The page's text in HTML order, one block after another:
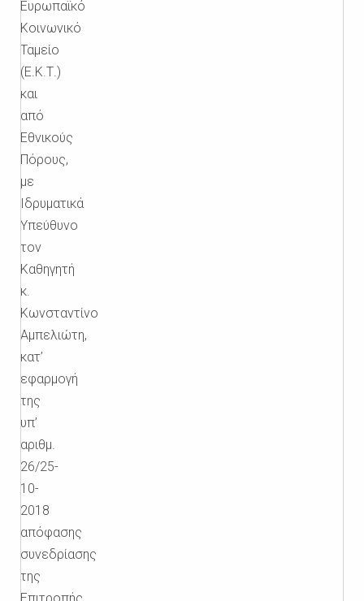
Ευρωπαϊκό
Κοινωνικό
Ταμείο
(Ε.Κ.Τ.)
και
από
Εθνικούς
Πόρους,
με
Ιδρυματικά
Υπεύθυνο
τον
Καθηγητή
κ.
Κωνσταντίνο
Αμπελιώτη,
κατ’
εφαρμογή
της
υπ’
αριθμ.
26/25-
10-
2018
απόφασης
συνεδρίασης
της